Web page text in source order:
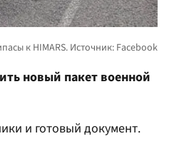
новый пакет военной
и готовый документ.